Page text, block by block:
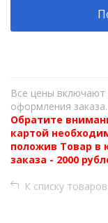
Все цены включают
оформления заказа.
Обратите
картой
положив Товар в
заказа - 2000
К списку товаров